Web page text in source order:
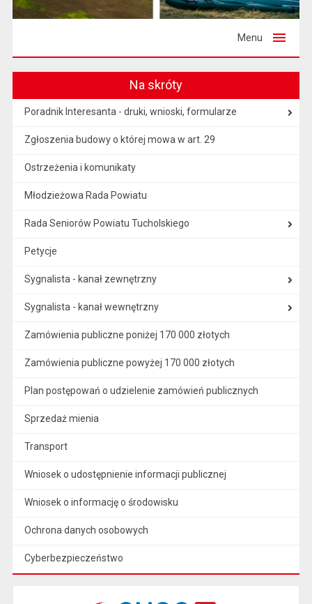
Menu
Na skróty
Poradnik Interesanta - druki, wnioski, formularze
Zgłoszenia budowy o której mowa w art. 29
Ostrzeżenia i komunikaty
Młodzieżowa Rada Powiatu
Rada Seniorów Powiatu Tucholskiego
Petycje
Sygnalista - kanał zewnętrzny
Sygnalista - kanał wewnętrzny
Zamówienia publiczne poniżej 170 000 złotych
Zamówienia publiczne powyżej 170 000 złotych
Plan postępowań o udzielenie zamówień publicznych
Sprzedaż mienia
Transport
Wniosek o udostępnienie informacji publicznej
Wniosek o informację o środowisku
Ochrona danych osobowych
Cyberbezpieczeństwo